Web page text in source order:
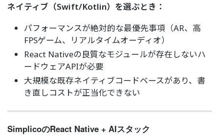
ネイティブ（Swift/Kotlin）を選ぶとき：
パフォーマンスが絶対的な最優先事項（AR、高
FPSゲーム、リアルタイムオーディオ）
React Nativeの良質なモジュールが存在しないハ
ードウェアAPIが必要
大規模な既存ネイティブコードベースがあり、書
き直しコストが正当化できない
SimplicoのReact Native + AIスタック